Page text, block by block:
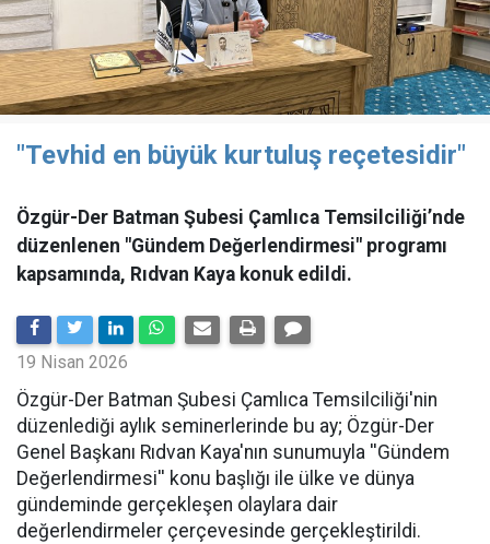
"Tevhid en büyük kurtuluş reçetesidir"
Özgür-Der Batman Şubesi Çamlıca Temsilciliği’nde
düzenlenen "Gündem Değerlendirmesi" programı
kapsamında, Rıdvan Kaya konuk edildi.
19 Nisan 2026
​Özgür-Der Batman Şubesi Çamlıca Temsilciliği'nin
düzenlediği aylık seminerlerinde bu ay; Özgür-Der
Genel Başkanı Rıdvan Kaya'nın sunumuyla ''Gündem
Değerlendirmesi'' konu başlığı ile ülke ve dünya
gündeminde gerçekleşen olaylara dair
değerlendirmeler çerçevesinde gerçekleştirildi.